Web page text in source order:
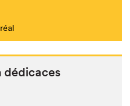
dédicaces